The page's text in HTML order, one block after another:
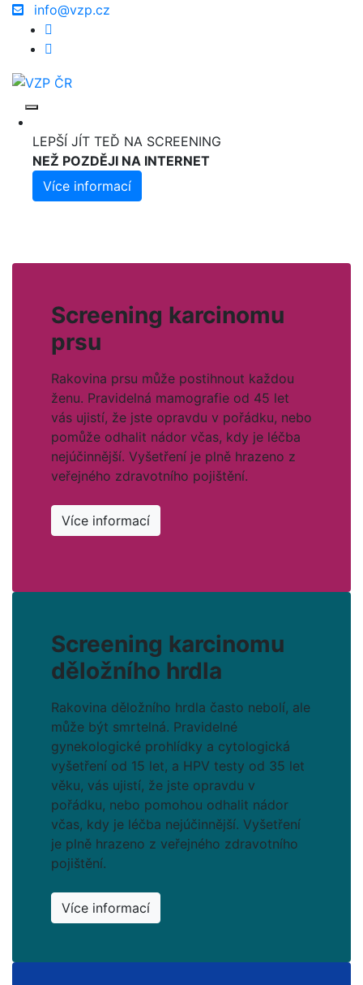
info@vzp.cz
Screeningové
LEPŠÍ JÍT TEĎ NA SCREENING
NEŽ POZDĚJI NA INTERNET
Více informací
Screening karcinomu
prsu
Rakovina prsu může postihnout každou
ženu. Pravidelná mamografie od 45 let
vás ujistí, že jste opravdu v pořádku, nebo
pomůže odhalit nádor včas, kdy je léčba
nejúčinnější. Vyšetření je plně hrazeno z
veřejného zdravotního pojištění.
Více informací
Screening karcinomu
děložního hrdla
Rakovina děložního hrdla často nebolí, ale
může být smrtelná. Pravidelné
gynekologické prohlídky a cytologická
vyšetření od 15 let, a HPV testy od 35 let
věku, vás ujistí, že jste opravdu v
pořádku, nebo pomohou odhalit nádor
včas, kdy je léčba nejúčinnější. Vyšetření
je plně hrazeno z veřejného zdravotního
pojištění.
Více informací